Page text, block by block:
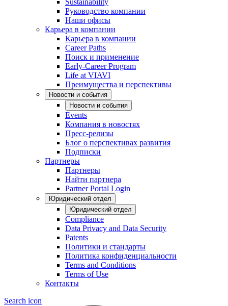
Sustainability
Руководство компании
Наши офисы
Карьера в компании
Карьера в компании
Career Paths
Поиск и применение
Early-Career Program
Life at VIAVI
Преимущества и перспективы
Новости и события
Новости и события
Events
Компания в новостях
Пресс-релизы
Блог о перспективах развития
Подписки
Партнеры
Партнеры
Найти партнера
Partner Portal Login
Юридический отдел
Юридический отдел
Compliance
Data Privacy and Data Security
Patents
Политики и стандарты
Политика конфиденциальности
Terms and Conditions
Terms of Use
Контакты
Search icon